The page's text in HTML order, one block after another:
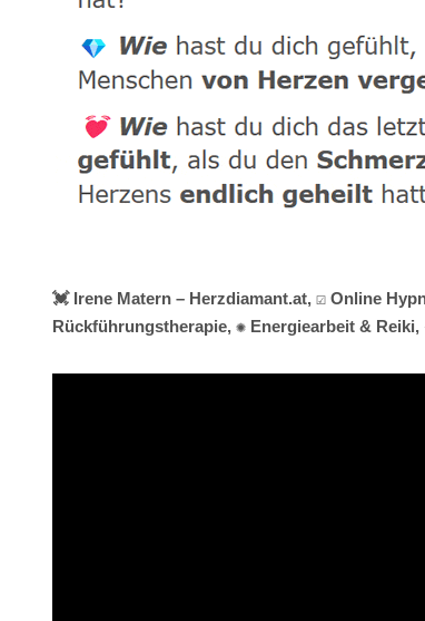
💓️ Irene Matern – Herzdiamant.at, ☑️ Online
Rückführungstherapie, ✺ Energiearbeit &